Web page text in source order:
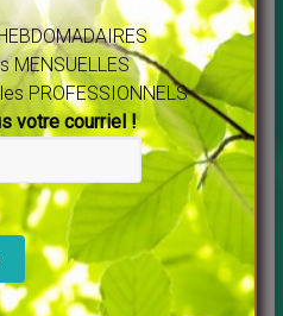
NOUVEAU,Livres
louer ou télécharger les
sont proposés en[…]
MENSUELLES
PROFESSIONNELS
votre courriel !